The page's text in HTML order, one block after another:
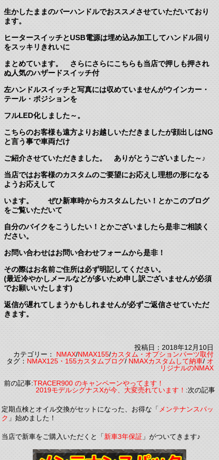
生かしたままのバーハンドルでおススメさせていただいており
ます。
ヒータースイッチとUSB電源は埋め込み加工してハンドル回り
をスッキリきれいに
まとめています。 さらにさらにこちらも当店で押しも押され
ぬ人気のハザードスイッチ付
左ハンドルスイッチと写真には収めていませんがウインカー・
テール・ポジションを
フルLED化しました～。
こちらのお客様も遠方よりお越しいただきましたが顔出しはNG
と言う事で車両だけ
ご紹介させていただきました。 ありがとうございました～♪
当店ではお客様のカスタムのご要望にお応えし理想の形になる
ようお応えして
います。 ぜひ新車時からカスタムしたい！とかこのブログ
をご覧いただいて
自分のバイクをこうしたい！とかございましたら是非ご相談く
ださい。
お問い合わせはお問い合わせフォームから是非！
その際はお名前ご住所は必ず明記してください。
(最近冷やかしメールなどが多いため申し訳ございませんが必須
でお願いいたします)
返信が遅れてしまうかもしれませんが必ずご返信させていただ
きます。
投稿日：2018年12月10日
カテゴリー：NMAX/NMAX155/カスタム・オプションパーツ取付
タグ：NMAX125・155カスタムブログ/NMAXカスタムして納車/オ
リジナルのNMAX
前の記事:TRACER900 のキャンペーンやってます！
2019モデルシグナスXが今、大変売れています！:次の記事
定期点検とオイル交換がセットになった、お得な「メンテナンスパッ
ク」始めました！
当店で新車をご購入いただくと「新車3年保証」がついてきます♪